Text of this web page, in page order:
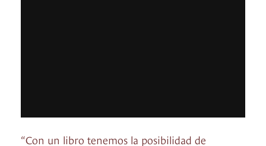
“Con un libro tenemos la posibilidad de